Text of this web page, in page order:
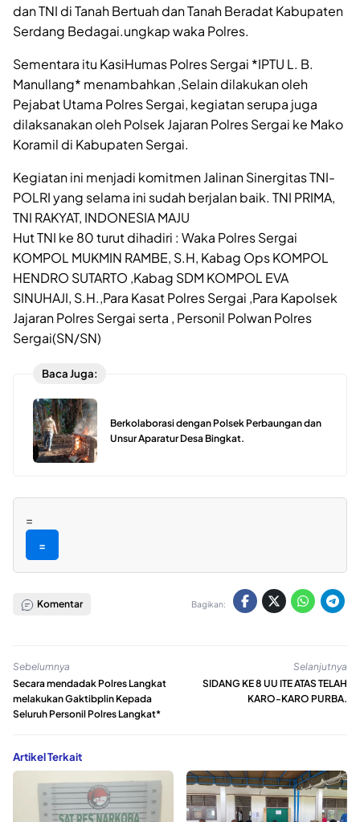
dan TNI di Tanah Bertuah dan Tanah Beradat Kabupaten
Serdang Bedagai.ungkap waka Polres.
Sementara itu KasiHumas Polres Sergai *IPTU L. B.
Manullang* menambahkan ,Selain dilakukan oleh
Pejabat Utama Polres Sergai, kegiatan serupa juga
dilaksanakan oleh Polsek Jajaran Polres Sergai ke Mako
Koramil di Kabupaten Sergai.
Kegiatan ini menjadi komitmen Jalinan Sinergitas TNI-
POLRI yang selama ini sudah berjalan baik. TNI PRIMA,
TNI RAKYAT, INDONESIA MAJU
Hut TNI ke 80 turut dihadiri : Waka Polres Sergai
KOMPOL MUKMIN RAMBE, S.H, Kabag Ops KOMPOL
HENDRO SUTARTO ,Kabag SDM KOMPOL EVA
SINUHAJI, S.H.,Para Kasat Polres Sergai ,Para Kapolsek
Jajaran Polres Sergai serta , Personil Polwan Polres
Sergai(SN/SN)
Baca Juga:
Berkolaborasi dengan Polsek Perbaungan dan
Unsur Aparatur Desa Bingkat.
=
=
Komentar Bagikan:
Sebelumnya
Secara mendadak Polres Langkat
melakukan Gaktibplin Kepada
Seluruh Personil Polres Langkat*
Selanjutnya
SIDANG KE 8 UU ITE ATAS TELAH
KARO-KARO PURBA.
Artikel Terkait